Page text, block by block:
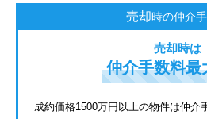
売却時の仲介
売却時は
仲介手数料最
成約価格1500万円以上の物件は仲介